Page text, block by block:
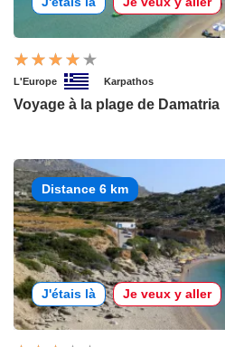
L'Europe Karpathos
Voyage à la plage de Damatria
Distance 6 km
J'étais là Je veux y aller